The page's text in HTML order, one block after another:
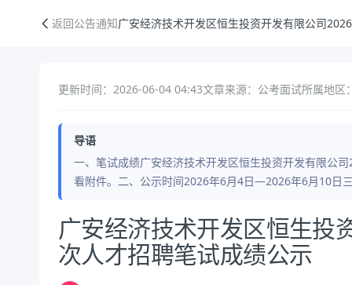
返回公告通知广安经济技术开发区恒生投资开发有限公司
更新时间：2026-06-04 04:43文章来源：公考面试所属地区
导语
一、笔试成绩广安经济技术开发区恒生投资开发有限公
看附件。二、公示时间2026年6月4日—2026年6月10日
公告正文
广安经济技术开发区恒生投
次人才招聘笔试成绩公示